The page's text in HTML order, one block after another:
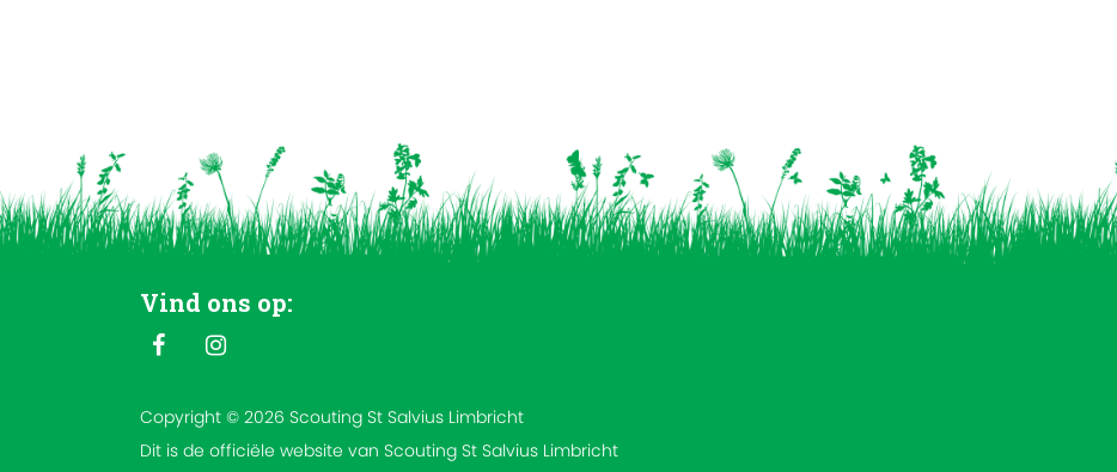
Vind ons op:
Copyright © 2026 Scouting St Salvius Limbricht
Dit is de officiële website van Scouting St Salvius Limbricht